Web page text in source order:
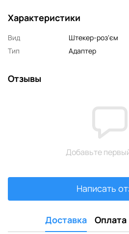
Характеристики
Вид
Штекер-роз'єм
Тип
Адаптер
Отзывы
Добавьте
Написать
Доставка Оплата